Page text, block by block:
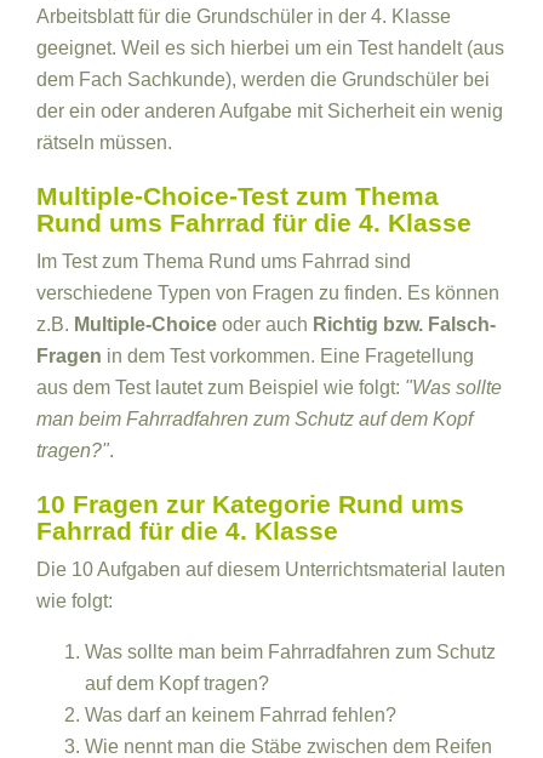
Arbeitsblatt für die Grundschüler in der 4. Klasse
geeignet. Weil es sich hierbei um ein Test handelt (aus
dem Fach Sachkunde), werden die Grundschüler bei
der ein oder anderen Aufgabe mit Sicherheit ein wenig
rätseln müssen.
Multiple-Choice-Test zum Thema
Rund ums Fahrrad für die 4. Klasse
Im Test zum Thema Rund ums Fahrrad sind
verschiedene Typen von Fragen zu finden. Es können
z.B. Multiple-Choice oder auch Richtig bzw. Falsch-
Fragen in dem Test vorkommen. Eine Fragetellung
aus dem Test lautet zum Beispiel wie folgt: "Was sollte
man beim Fahrradfahren zum Schutz auf dem Kopf
tragen?".
10 Fragen zur Kategorie Rund ums
Fahrrad für die 4. Klasse
Die 10 Aufgaben auf diesem Unterrichtsmaterial lauten
wie folgt:
Was sollte man beim Fahrradfahren zum Schutz
auf dem Kopf tragen?
Was darf an keinem Fahrrad fehlen?
Wie nennt man die Stäbe zwischen dem Reifen